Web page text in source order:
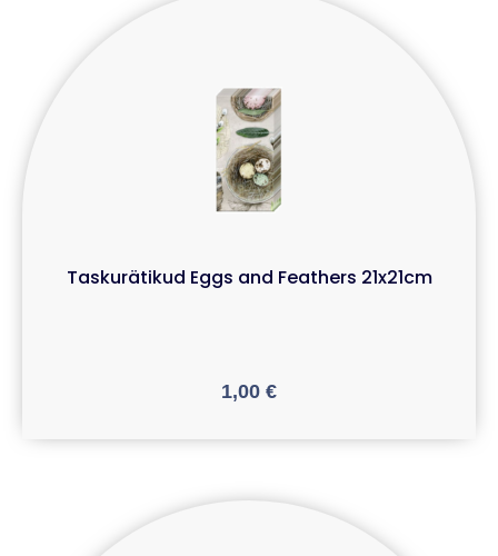
Taskurätikud Eggs and Feathers 21x21cm
1,00 €